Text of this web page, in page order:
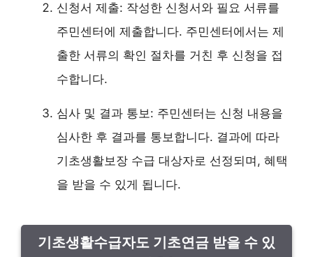
신청서 제출: 작성한 신청서와 필요 서류를
주민센터에 제출합니다. 주민센터에서는 제
출한 서류의 확인 절차를 거친 후 신청을 접
수합니다.
심사 및 결과 통보: 주민센터는 신청 내용을
심사한 후 결과를 통보합니다. 결과에 따라
기초생활보장 수급 대상자로 선정되며, 혜택
을 받을 수 있게 됩니다.
기초생활수급자도 기초연금 받을 수 있